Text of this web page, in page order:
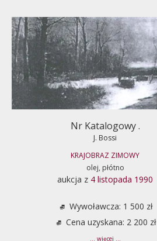
Nr Katalogowy .
J. Bossi
KRAJOBRAZ ZIMOWY
olej, płótno
aukcja z 4 listopada 1990
Wywoławcza: 1 500 zł
Cena uzyskana: 2 200 zł
... więcej ...